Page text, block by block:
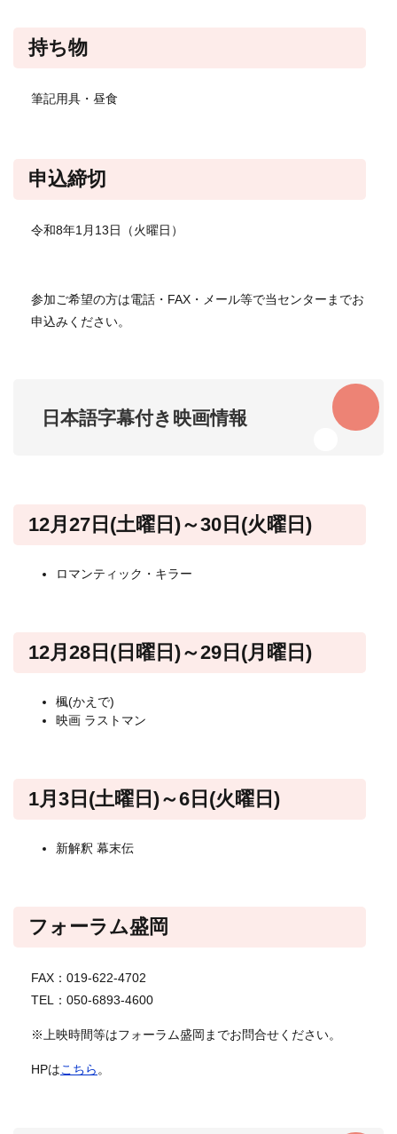
持ち物
筆記用具・昼食
申込締切
令和8年1月13日（火曜日）
参加ご希望の方は電話・FAX・メール等で当センターまでお
申込みください。
日本語字幕付き映画情報
12月27日(土曜日)～30日(火曜日)
ロマンティック・キラー
12月28日(日曜日)～29日(月曜日)
楓(かえで)
映画 ラストマン
1月3日(土曜日)～6日(火曜日)
新解釈 幕末伝
​フォーラム盛岡
FAX：019-622-4702
TEL：050-6893-4600
※上映時間等はフォーラム盛岡までお問合せください。
​HPはこちら 。